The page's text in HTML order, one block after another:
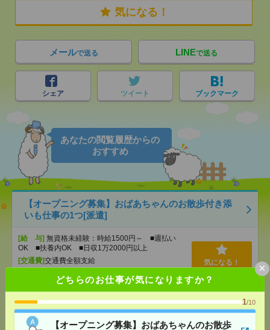
どちらのお仕事が気になりますか？
1/10
【オープニング募集】おばあちゃんのお散歩
×
気になる！
メールで送る LINEで送る
シェア ツイート ブックマーク
あなたの閲覧履歴からの
おすすめ
【オープニング募集】おばあちゃんのお散歩付き添
いも仕事の1つ[派遣]
[給 与] 無資格未経験：時給1500円～ ■週払い
OK ■扶養内OK ■日収1万2000円以上
[交通費]交通費全額支給
北池袋駅 …
気になる！
説明会参加で全員に【現金2千円相当プレゼント】生
活のお手伝い[派遣]